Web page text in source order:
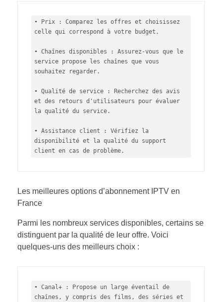
• Prix : Comparez les offres et choisissez
celle qui correspond à votre budget.
• Chaînes disponibles : Assurez-vous que le
service propose les chaînes que vous
souhaitez regarder.
• Qualité de service : Recherchez des avis
et des retours d'utilisateurs pour évaluer
la qualité du service.
• Assistance client : Vérifiez la
disponibilité et la qualité du support
client en cas de problème.
Les meilleures options d’abonnement IPTV en
France
Parmi les nombreux services disponibles, certains se
distinguent par la qualité de leur offre. Voici
quelques-uns des meilleurs choix :
• Canal+ : Propose un large éventail de
chaînes, y compris des films, des séries et